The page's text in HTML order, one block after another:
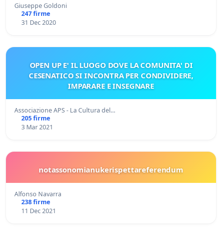
Giuseppe Goldoni
247 firme
31 Dec 2020
OPEN UP E' IL LUOGO DOVE LA COMUNITA' DI
CESENATICO SI INCONTRA PER CONDIVIDERE,
IMPARARE E INSEGNARE
Associazione APS - La Cultura del…
205 firme
3 Mar 2021
notassonomianukerispettareferendum
Alfonso Navarra
238 firme
11 Dec 2021